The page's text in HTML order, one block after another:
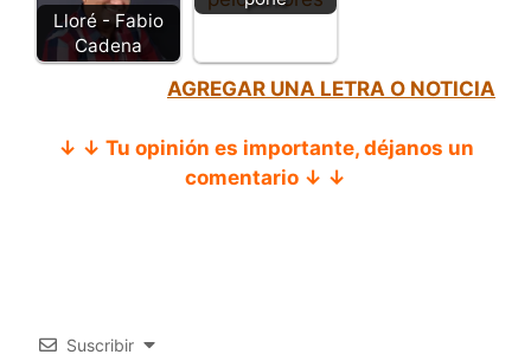
Lloré - Fabio
Cadena
AGREGAR UNA LETRA O NOTICIA
↓ ↓ Tu opinión es importante, déjanos un
comentario ↓ ↓
Suscribir